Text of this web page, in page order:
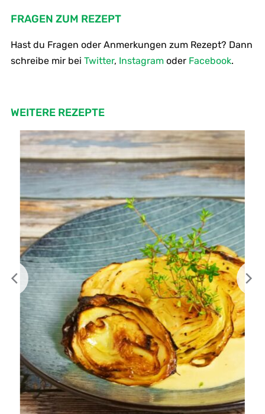
FRAGEN ZUM REZEPT
Hast du Fragen oder Anmerkungen zum Rezept? Dann
schreibe mir bei Twitter, Instagramoder Facebook.
WEITERE REZEPTE